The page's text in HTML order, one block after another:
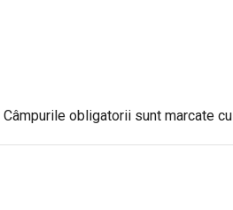
Câmpurile obligatorii sunt marcate cu